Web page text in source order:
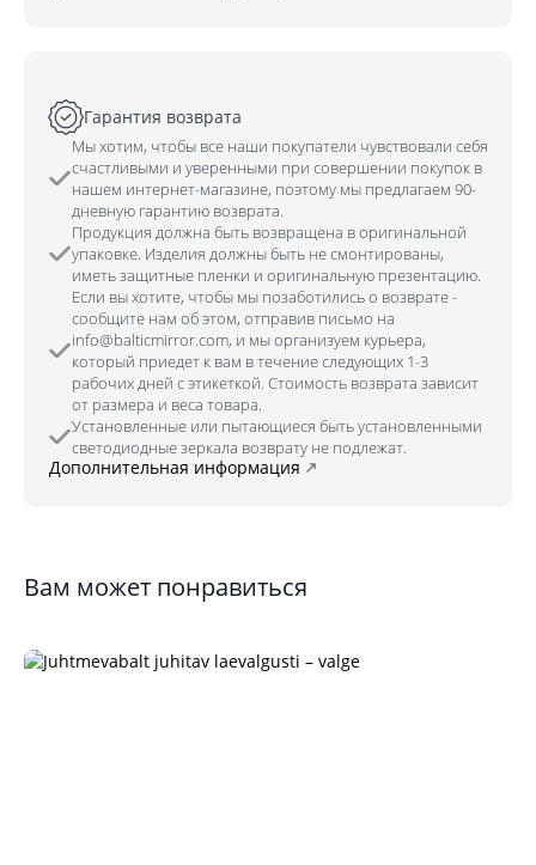
Гарантия возврата
Мы хотим, чтобы все наши покупатели чувствовали себя
счастливыми и уверенными при совершении покупок в
нашем интернет-магазине, поэтому мы предлагаем 90-
дневную гарантию возврата.
Продукция должна быть возвращена в оригинальной
упаковке. Изделия должны быть не смонтированы,
иметь защитные пленки и оригинальную презентацию.
Если вы хотите, чтобы мы позаботились о возврате -
сообщите нам об этом, отправив письмо на
info@balticmirror.com, и мы организуем курьера,
который приедет к вам в течение следующих 1-3
рабочих дней с этикеткой. Стоимость возврата зависит
от размера и веса товара.
Установленные или пытающиеся быть установленными
светодиодные зеркала возврату не подлежат.
Дополнительная информация
Вам может понравиться